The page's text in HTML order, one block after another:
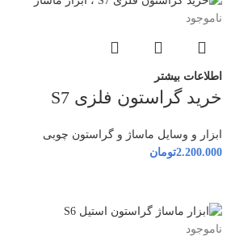
ناموجود
اطلاعات بیشتر
خرید گراستون فلزی S7
ابزار و وسایل ماساژ و گراستون چوبی
2.200.000تومان
ناموجود